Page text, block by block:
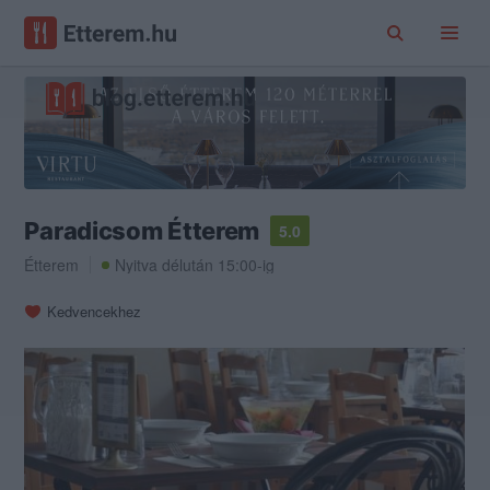
Paradicsom Étterem
5.0
Étterem
Nyitva délután 15:00-ig
Kedvencekhez